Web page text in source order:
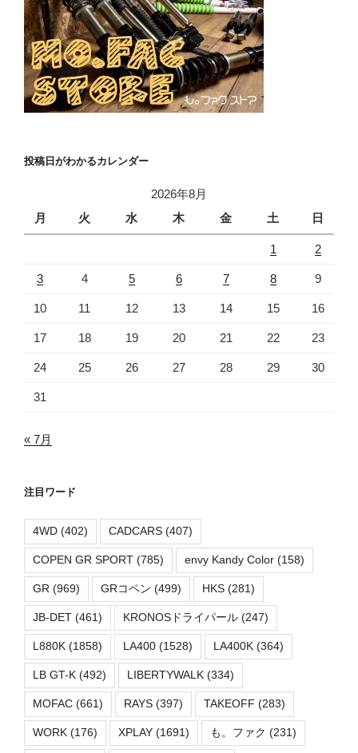
投稿日がわかるカレンダー
2026年8月
月
火 水 木 金 土 日
1 2
3 4 5 6 7 8 9
10 11 12 13 14 15 16
17 18 19 20 21 22 23
24 25 26 27 28 29 30
31
« 7月
注目ワード
4WD (402) CADCARS (407)
COPEN GR SPORT (785) envy Kandy Color (158)
GR (969) GRコペン (499) HKS (281)
JB-DET (461) KRONOSドライパール (247)
L880K (1858) LA400 (1528) LA400K (364)
LB GT-K (492) LIBERTYWALK (334)
MOFAC (661) RAYS (397) TAKEOFF (283)
WORK (176) XPLAY (1691) も。ファク (231)